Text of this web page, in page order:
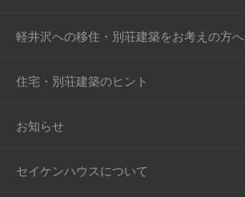
軽井沢への移住・別荘建築をお考えの方へ
住宅・別荘建築のヒント
お知らせ
セイケンハウスについて